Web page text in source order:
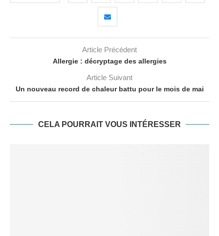
Article Précédent
Allergie : décryptage des allergies
Article Suivant
Un nouveau record de chaleur battu pour le mois de mai
CELA POURRAIT VOUS INTÉRESSER